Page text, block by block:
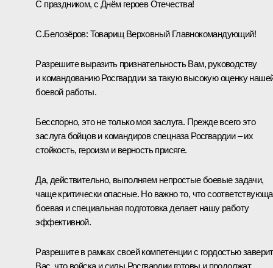
С праздником, с Днём героев Отечества!
С.Белозёров: Товарищ Верховный Главнокомандующий!
Разрешите выразить признательность Вам, руководству
и командованию Росгвардии за такую высокую оценку
боевой работы.
Бесспорно, это не только моя заслуга. Прежде всего это
заслуга бойцов и командиров спецназа Росгвардии – их
стойкость, героизм и верность присяге.
Да, действительно, выполняем непростые боевые задачи,
чаще критически опасные. Но важно то, что
боевая и специальная подготовка делает нашу работу
эффективной.
Разрешите в рамках своей компетенции с гордостью
Вас, что войска и силы Росгвардии готовы и продолжат